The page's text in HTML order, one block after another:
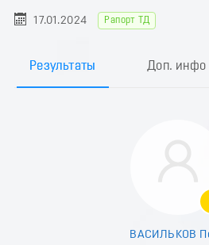
17.01.2024 Рапорт ТД
Результаты Доп. инфо
ВАСИЛЬКОВ